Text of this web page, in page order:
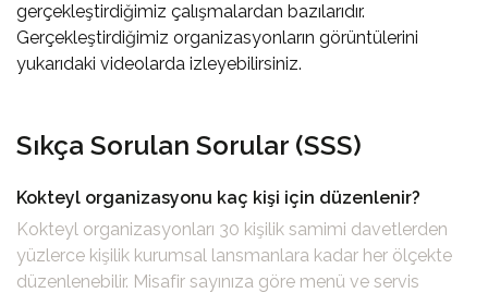
gerçekleştirdiğimiz çalışmalardan bazılarıdır.
Gerçekleştirdiğimiz organizasyonların görüntülerini
yukarıdaki videolarda izleyebilirsiniz.
Sıkça Sorulan Sorular (SSS)
Kokteyl organizasyonu kaç kişi için düzenlenir?
Kokteyl organizasyonları 30 kişilik samimi davetlerden
yüzlerce kişilik kurumsal lansmanlara kadar her ölçekte
düzenlenebilir. Misafir sayınıza göre menü ve servis